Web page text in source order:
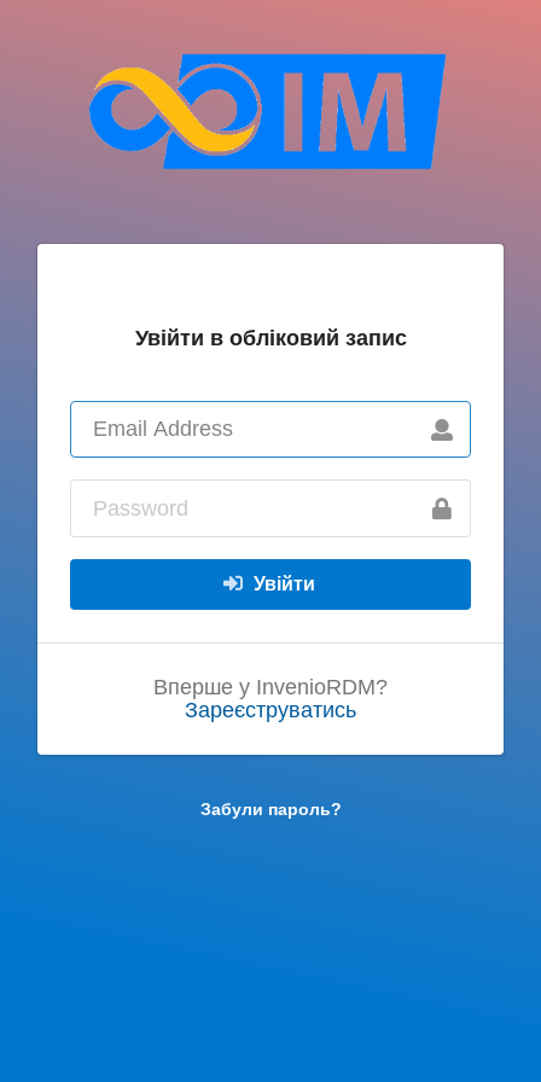
Увійти в обліковий запис
Увійти
Вперше у InvenioRDM?
Зареєструватись
Забули пароль?